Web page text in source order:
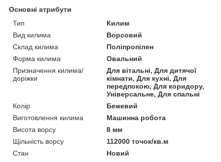
Основні атрибути
Тип
Килим
Вид килима
Ворсовий
Склад килима
Поліпропілен
Форма килима
Овальний
Призначення килима/
доріжки
Для вітальні, Для дитячої
кімнати, Для кухні, Для
передпокою, Для коридору,
Універсальне, Для спальні
Колір
Бежевий
Виготовлення килима
Машинна робота
Висота ворсу
8 мм
Щільність ворсу
112000 точок/кв.м
Стан
Новий